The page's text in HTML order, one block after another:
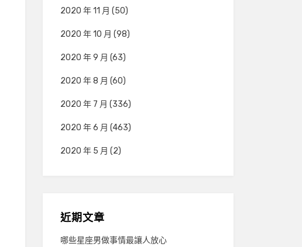
2020 年 11 月 (50)
2020 年 10 月 (98)
2020 年 9 月 (63)
2020 年 8 月 (60)
2020 年 7 月 (336)
2020 年 6 月 (463)
2020 年 5 月 (2)
近期文章
哪些星座男做事情最讓人放心